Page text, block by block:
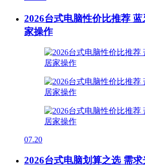
2026台式电脑性价比推荐
家操作
07.20
2026台式电脑划算之选 需